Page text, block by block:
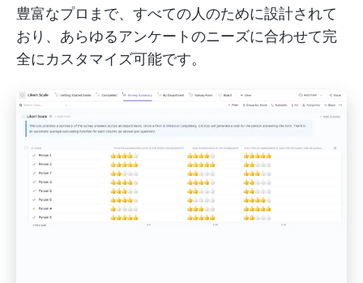
豊富なプロまで、すべての人のために設計されて
おり、あらゆるアンケートのニーズに合わせて完
全にカスタマイズ可能です。